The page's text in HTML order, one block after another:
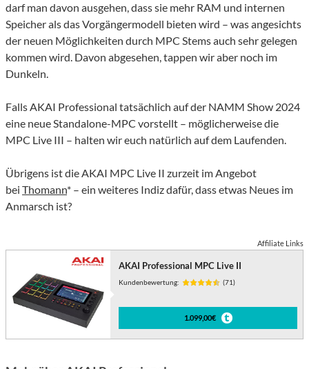
darf man davon ausgehen, dass sie mehr RAM und internen
Speicher als das Vorgängermodell bieten wird – was angesichts
der neuen Möglichkeiten durch MPC Stems auch sehr gelegen
kommen wird. Davon abgesehen, tappen wir aber noch im
Dunkeln.
Falls AKAI Professional tatsächlich auf der NAMM Show 2024
eine neue Standalone-MPC vorstellt – möglicherweise die
MPC Live III – halten wir euch natürlich auf dem Laufenden.
Übrigens ist die AKAI MPC Live II zurzeit im Angebot
bei Thomann* – ein weiteres Indiz dafür, dass etwas Neues im
Anmarsch ist?
Affiliate Links
AKAI Professional MPC Live II
Kundenbewertung: (71)
1.099,00€